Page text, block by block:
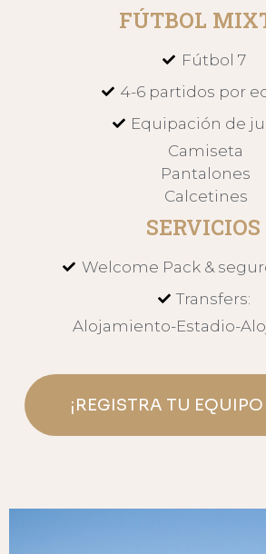
FÚTBOL
Fútbol 7
4-6 partidos por
Equipación de
Camiseta
Pantalones
Calcetines
SERVICIOS
Welcome Pack &
Transfers:
Alojamiento-Estadio-
¡REGISTRA TU